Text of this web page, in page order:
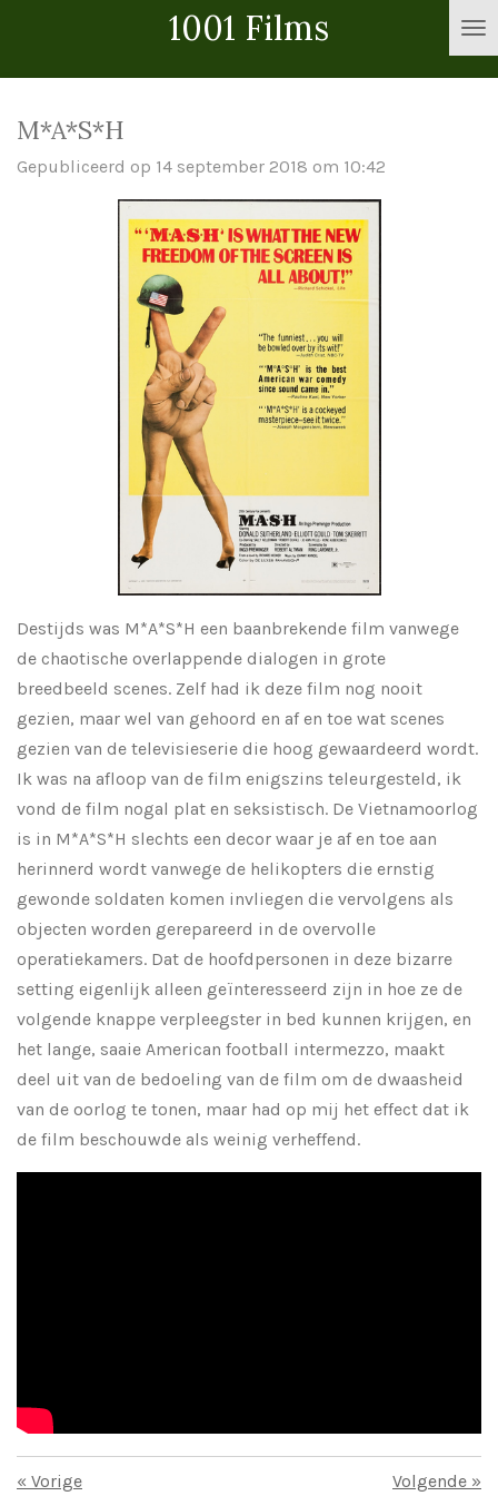
hoofdinhoud
1001 Films
M*A*S*H
Gepubliceerd op 14 september 2018 om 10:42
Destijds was M*A*S*H een baanbrekende film vanwege
de chaotische overlappende dialogen in grote
breedbeeld scenes. Zelf had ik deze film nog nooit
gezien, maar wel van gehoord en af en toe wat scenes
gezien van de televisieserie die hoog gewaardeerd wordt.
Ik was na afloop van de film enigszins teleurgesteld, ik
vond de film nogal plat en seksistisch. De Vietnamoorlog
is in M*A*S*H slechts een decor waar je af en toe aan
herinnerd wordt vanwege de helikopters die ernstig
gewonde soldaten komen invliegen die vervolgens als
objecten worden gerepareerd in de overvolle
operatiekamers. Dat de hoofdpersonen in deze bizarre
setting eigenlijk alleen geïnteresseerd zijn in hoe ze de
volgende knappe verpleegster in bed kunnen krijgen, en
het lange, saaie American football intermezzo, maakt
deel uit van de bedoeling van de film om de dwaasheid
van de oorlog te tonen, maar had op mij het effect dat ik
de film beschouwde als weinig verheffend.
« Vorige Volgende »